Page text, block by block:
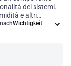
dei sistemi.
e altri
ottimali e